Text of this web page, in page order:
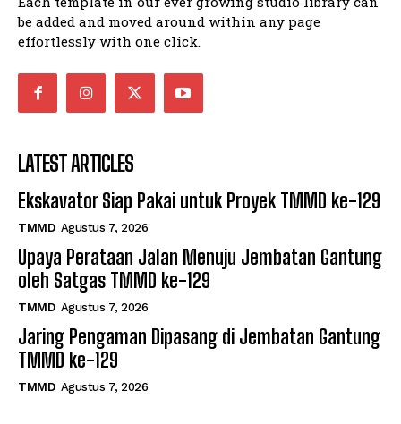
be added and moved around within any page
effortlessly with one click.
LATEST ARTICLES
Ekskavator Siap Pakai untuk Proyek TMMD ke-129
TMMD Agustus 7, 2026
Upaya Perataan Jalan Menuju Jembatan Gantung
oleh Satgas TMMD ke-129
TMMD Agustus 7, 2026
Jaring Pengaman Dipasang di Jembatan Gantung
TMMD ke-129
TMMD Agustus 7, 2026